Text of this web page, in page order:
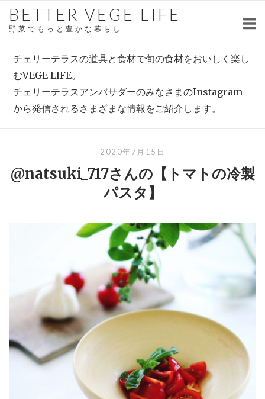
SkipBETTER VEGE LIFE
野菜でもっと豊かな暮らし
チェリーテラスの道具と食材で旬の食材をおいしく楽し
むVEGE LIFE。
チェリーテラスアンバサダーのみなさまのInstagram
から発信されるさまざまな情報をご紹介します。
2020年7月15日
@natsuki_717さんの【トマトの冷製
パスタ】